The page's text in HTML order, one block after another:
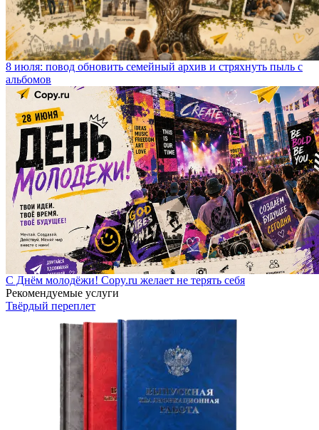
8 июля: повод обновить семейный архив и стряхнуть пыль с
альбомов
С Днём молодёжи! Copy.ru желает не терять себя
Рекомендуемые услуги
Твёрдый переплет